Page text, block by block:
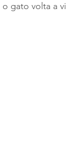
gato volta a